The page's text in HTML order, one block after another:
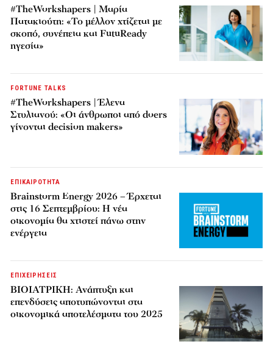
#TheWorkshapers | Μαρία
Πατακιούτη: «Το μέλλον χτίζεται με
σκοπό, συνέπεια και FutuReady
ηγεσία»
FORTUNE TALKS
#TheWorkshapers | Έλενα
Στυλιανού: «Οι άνθρωποι από doers
γίνονται decision makers»
ΕΠΙΚΑΙΡΟΤΗΤΑ
Brainstorm Energy 2026 – Έρχεται
στις 16 Σεπτεμβρίου: Η νέα
οικονομία θα χτιστεί πάνω στην
ενέργεια
ΕΠΙΧΕΙΡΗΣΕΙΣ
ΒΙΟΙΑΤΡΙΚΗ: Ανάπτυξη και
επενδύσεις αποτυπώνονται στα
οικονομικά αποτελέσματα του 2025